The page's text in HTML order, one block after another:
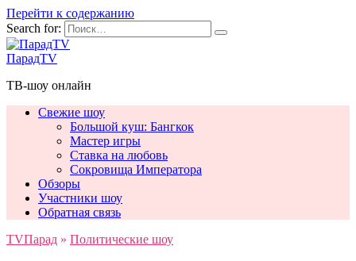
Перейти к содержанию
Search for:
ПарадTV
ТВ-шоу онлайн
Свежие шоу
Большой куш: Бангкок
Мастер игры
Ставка на любовь
Сокровища Императора
Обзоры
Участники шоу
Обратная связь
TVПарад » Политические шоу